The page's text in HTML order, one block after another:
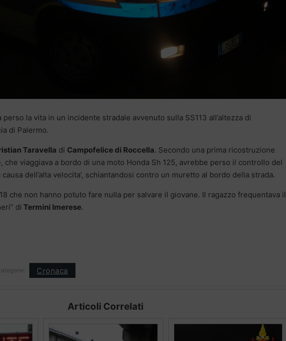
perso la vita in un incidente stradale avvenuto sulla SS113 all’altezza di
di Palermo.
Taravella di Campofelice di Roccella. Secondo una prima ricostruzione
che viaggiava a bordo di una moto Honda Sh 125, avrebbe perso il controllo del
dell’alta velocita’, schiantandosi contro un muretto al bordo della strada.
che non hanno potuto fare nulla per salvare il giovane. Il ragazzo frequentava il
di Termini Imerese.
Cronaca
Articoli Correlati